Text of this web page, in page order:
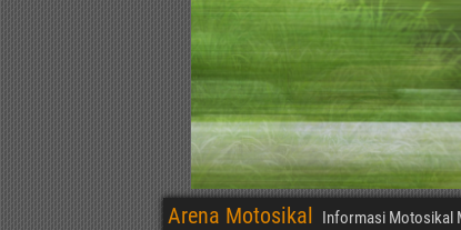
Arena Motosikal Informasi Motosikal